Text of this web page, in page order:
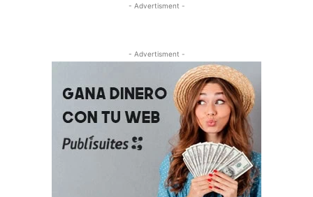
- Advertisment -
- Advertisment -